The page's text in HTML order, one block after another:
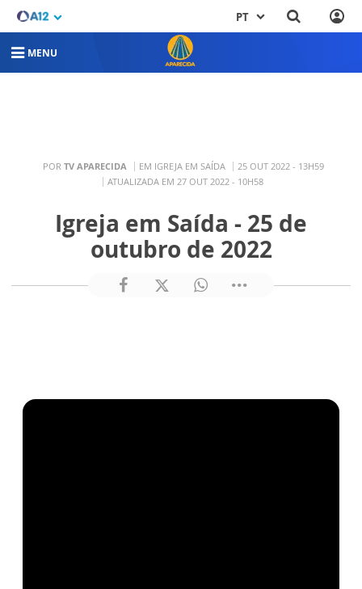
PT
MENU
POR TV APARECIDA EM IGREJA EM SAÍDA
25 OUT 2022 - 13H59
ATUALIZADA EM 27 OUT 2022 - 10H58
Igreja em Saída - 25 de
outubro de 2022